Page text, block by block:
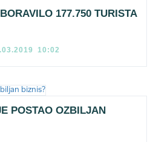
177.750 TURISTA
10:02
POSTAO OZBILJAN